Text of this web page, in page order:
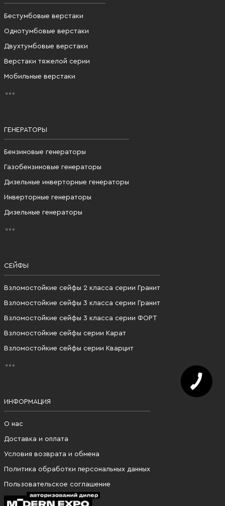
Бестумбовые верстаки
Однотумбовые верстаки
Двухтумбовые верстаки
Верстаки тяжелой серии
Мобильные верстаки
ГЕНЕРАТОРЫ
Бензиновые генераторы
Газобензиновые генераторы
Дизельные инверторные генераторы
Инверторные генераторы
Дизельные генераторы
СЕЙФЫ
Взломостойкие сейфы 2 класса серии Гранит
Взломостойкие сейфы 3 класса серии Гранит
Взломостойкие сейфы 3 класса серии ФОРТ
Взломостойкие сейфы серии Карат
Взломостойкие сейфы серии Кварцит
ИНФОРМАЦИЯ
О нас
Доставка и оплата
Условия возврата и обмена
Политика обработки персональных данных
Пользовательское соглашение